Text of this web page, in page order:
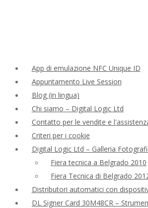
App di emulazione NFC Unique ID
Appuntamento Live Session
Blog (in lingua)
Chi siamo – Digital Logic Ltd
Contatto per le vendite e
Criteri per i cookie
Digital Logic Ltd – Galleria
Fiera tecnica a Belgrado 2010
Fiera Tecnica di Belgrado
Distributori automatici con
DL Signer Card 30M48CR –